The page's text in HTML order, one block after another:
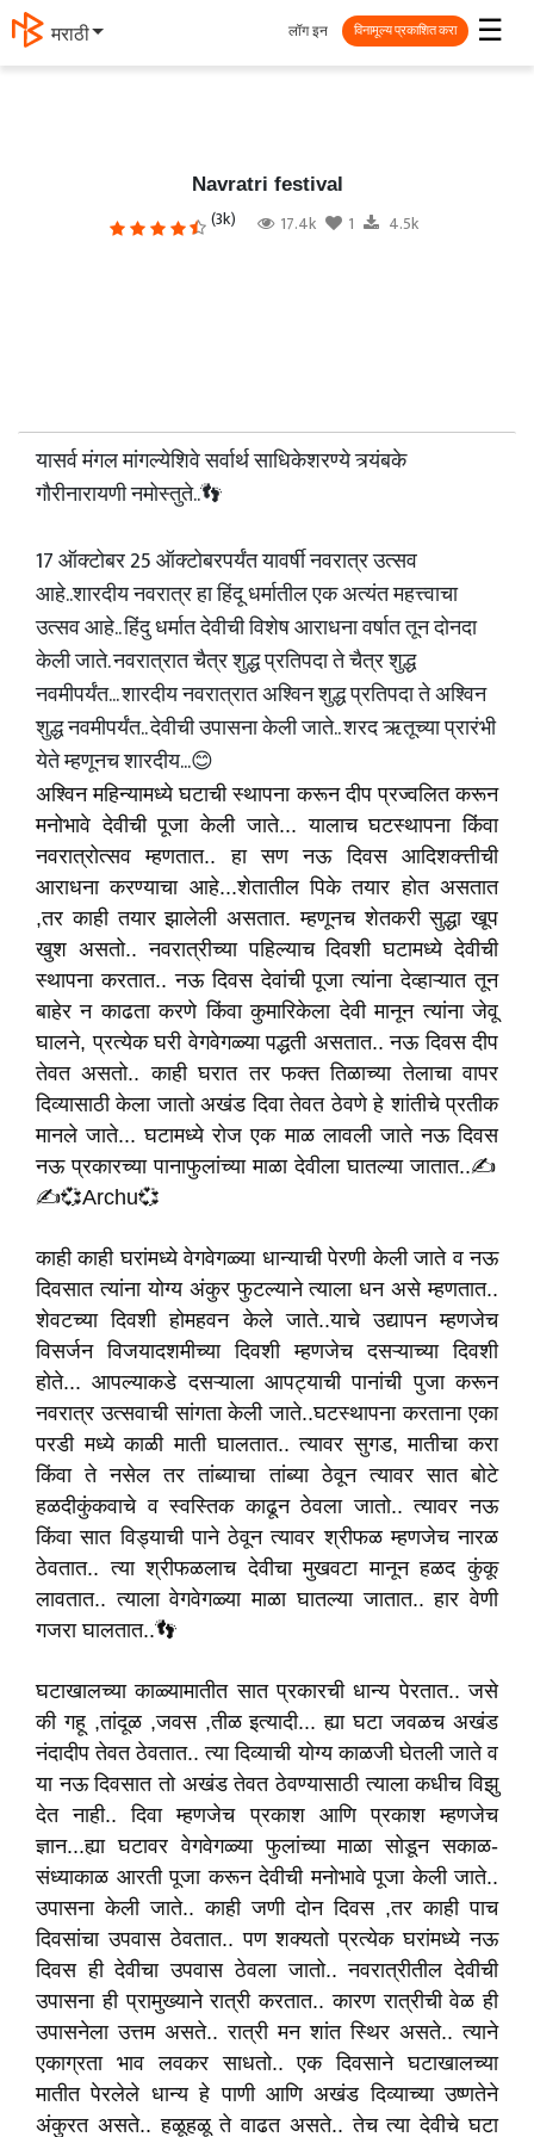
मराठी ☰
लॉग इन विनामूल्य प्रकाशित करा
Navratri festival
(3k) 17.4k 1 4.5k
यासर्व मंगल मांगल्येशिवे सर्वार्थ साधिकेशरण्ये त्र्यंबके
गौरीनारायणी नमोस्तुते..👣
17 ऑक्टोबर 25 ऑक्टोबरपर्यंत यावर्षी नवरात्र उत्सव
आहे..शारदीय नवरात्र हा हिंदू धर्मातील एक अत्यंत महत्त्वाचा
उत्सव आहे.. हिंदु धर्मात देवीची विशेष आराधना वर्षात तून दोनदा
केली जाते. नवरात्रात चैत्र शुद्ध प्रतिपदा ते चैत्र शुद्ध
नवमीपर्यंत... शारदीय नवरात्रात अश्विन शुद्ध प्रतिपदा ते अश्विन
शुद्ध नवमीपर्यंत.. देवीची उपासना केली जाते.. शरद ऋतूच्या प्रारंभी
येते म्हणूनच शारदीय...😊
अश्विन महिन्यामध्ये घटाची स्थापना करून दीप प्रज्वलित करून
मनोभावे देवीची पूजा केली जाते... यालाच घटस्थापना किंवा
नवरात्रोत्सव म्हणतात.. हा सण नऊ दिवस आदिशक्त्तीची
आराधना करण्याचा आहे...शेतातील पिके तयार होत असतात
,तर काही तयार झालेली असतात. म्हणूनच शेतकरी सुद्धा खूप
खुश असतो.. नवरात्रीच्या पहिल्याच दिवशी घटामध्ये देवीची
स्थापना करतात.. नऊ दिवस देवांची पूजा त्यांना देव्हाऱ्यात तून
बाहेर न काढता करणे किंवा कुमारिकेला देवी मानून त्यांना जेवू
घालने, प्रत्येक घरी वेगवेगळ्या पद्धती असतात.. नऊ दिवस दीप
तेवत असतो.. काही घरात तर फक्त तिळाच्या तेलाचा वापर
दिव्यासाठी केला जातो अखंड दिवा तेवत ठेवणे हे शांतीचे प्रतीक
मानले जाते... घटामध्ये रोज एक माळ लावली जाते नऊ दिवस
नऊ प्रकारच्या पानाफुलांच्या माळा देवीला घातल्या जातात..✍️
✍️💞Archu💞
काही काही घरांमध्ये वेगवेगळ्या धान्याची पेरणी केली जाते व नऊ
दिवसात त्यांना योग्य अंकुर फुटल्याने त्याला धन असे म्हणतात..
शेवटच्या दिवशी होमहवन केले जाते..याचे उद्यापन म्हणजेच
विसर्जन विजयादशमीच्या दिवशी म्हणजेच दसऱ्याच्या दिवशी
होते... आपल्याकडे दसऱ्याला आपट्याची पानांची पुजा करून
नवरात्र उत्सवाची सांगता केली जाते..घटस्थापना करताना एका
परडी मध्ये काळी माती घालतात.. त्यावर सुगड, मातीचा करा
किंवा ते नसेल तर तांब्याचा तांब्या ठेवून त्यावर सात बोटे
हळदीकुंकवाचे व स्वस्तिक काढून ठेवला जातो.. त्यावर नऊ
किंवा सात विड्याची पाने ठेवून त्यावर श्रीफळ म्हणजेच नारळ
ठेवतात.. त्या श्रीफळलाच देवीचा मुखवटा मानून हळद कुंकू
लावतात.. त्याला वेगवेगळ्या माळा घातल्या जातात.. हार वेणी
गजरा घालतात..👣
घटाखालच्या काळ्यामातीत सात प्रकारची धान्य पेरतात.. जसे
की गहू ,तांदूळ ,जवस ,तीळ इत्यादी... ह्या घटा जवळच अखंड
नंदादीप तेवत ठेवतात.. त्या दिव्याची योग्य काळजी घेतली जाते व
या नऊ दिवसात तो अखंड तेवत ठेवण्यासाठी त्याला कधीच विझु
देत नाही.. दिवा म्हणजेच प्रकाश आणि प्रकाश म्हणजेच
ज्ञान...ह्या घटावर वेगवेगळ्या फुलांच्या माळा सोडून सकाळ-
संध्याकाळ आरती पूजा करून देवीची मनोभावे पूजा केली जाते..
उपासना केली जाते.. काही जणी दोन दिवस ,तर काही पाच
दिवसांचा उपवास ठेवतात.. पण शक्यतो प्रत्येक घरांमध्ये नऊ
दिवस ही देवीचा उपवास ठेवला जातो.. नवरात्रीतील देवीची
उपासना ही प्रामुख्याने रात्री करतात.. कारण रात्रीची वेळ ही
उपासनेला उत्तम असते.. रात्री मन शांत स्थिर असते.. त्याने
एकाग्रता भाव लवकर साधतो.. एक दिवसाने घटाखालच्या
मातीत पेरलेले धान्य हे पाणी आणि अखंड दिव्याच्या उष्णतेने
अंकुरत असते.. हळूहळू ते वाढत असते.. तेच त्या देवीचे घटा